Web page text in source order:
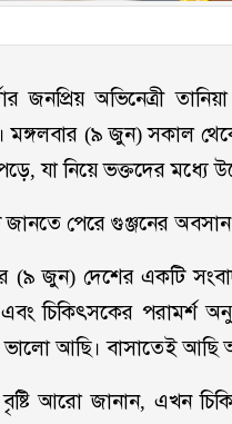
জনপ্রিয় অভিনেত্রী
মঙ্গলবার (৯ জুন) সকাল
যা নিয়ে ভক্তদের মধ্যে
জানতে পেরে গুঞ্জনের
(৯ জুন) দেশের একটি
চিকিৎসকের পরামর্শ
আছি। বাসাতেই আছি
বৃষ্টি আরো জানান, এখন